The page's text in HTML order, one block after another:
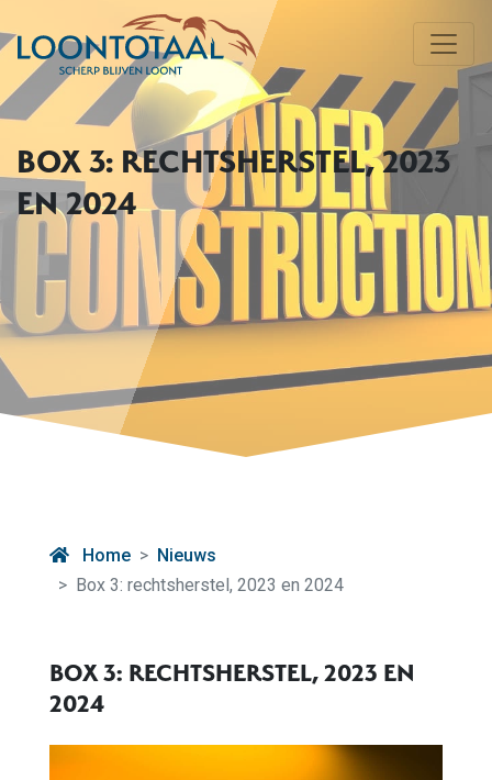
BOX 3: RECHTSHERSTEL, 2023
EN 2024
Home
Nieuws
Box 3: rechtsherstel, 2023 en 2024
BOX 3: RECHTSHERSTEL, 2023 EN
2024